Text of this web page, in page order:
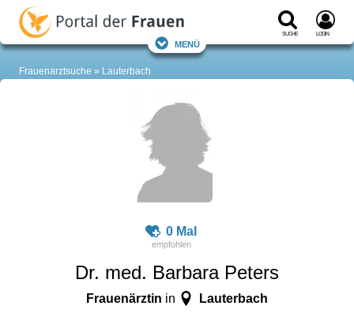
Suche Login
Menü
Frauenarztsuche Lauterbach
0 Mal
Dr. med. Barbara Peters
Frauenärztin in Lauterbach